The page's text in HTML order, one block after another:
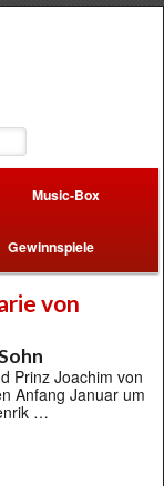
Music-Box
Gewinnspiele
von
Prinz Joachim von
Anfang Januar um
…